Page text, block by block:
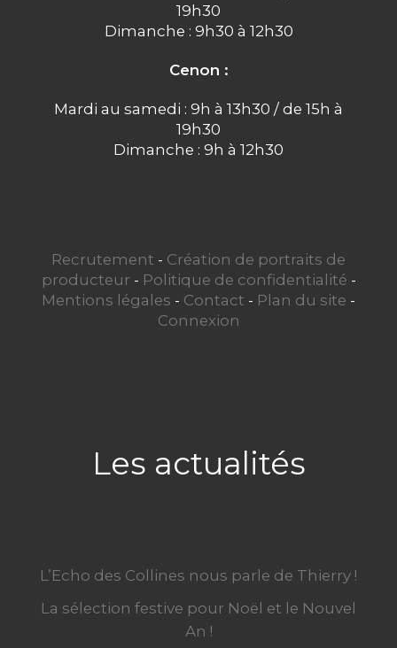
19h30
Dimanche : 9h30 à 12h30
Cenon :
Mardi au samedi : 9h à 13h30 / de 15h à
19h30
Dimanche : 9h à 12h30
Recrutement - Création de portraits de
producteur - Politique de confidentialité -
Mentions légales - Contact - Plan du site -
Connexion
Les actualités
L’Echo des Collines nous parle de Thierry !
La sélection festive pour Noël et le Nouvel
An !